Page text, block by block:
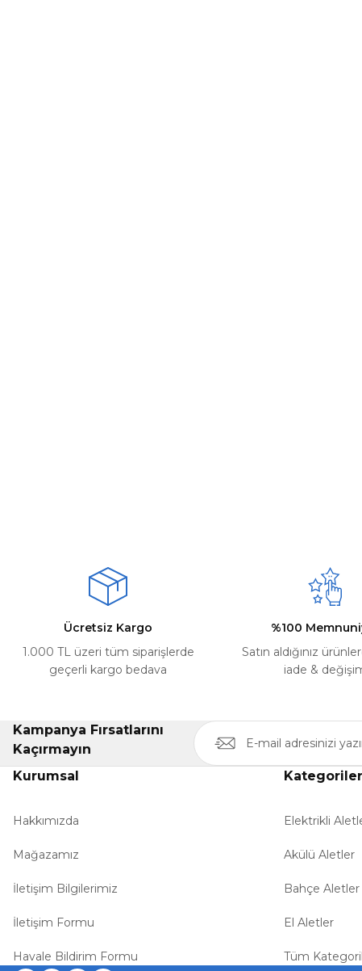
Ücretsiz Kargo
1.000 TL üzeri tüm siparişlerde
geçerli kargo bedava
%100
Satın aldığınız
iade &
Kampanya Fırsatlarını
Kaçırmayın
Kurumsal
Hakkımızda
Mağazamız
İletişim Bilgilerimiz
İletişim Formu
Havale Bildirim Formu
Kategoriler
Elektrikli
Akülü Aletler
Bahçe Aletler
El Aletler
Tüm